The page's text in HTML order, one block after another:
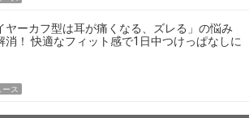
ヤーカフ型は耳が痛くなる、ズレる」の悩み
消！ 快適なフィット感で1日中つけっぱなしに
ース